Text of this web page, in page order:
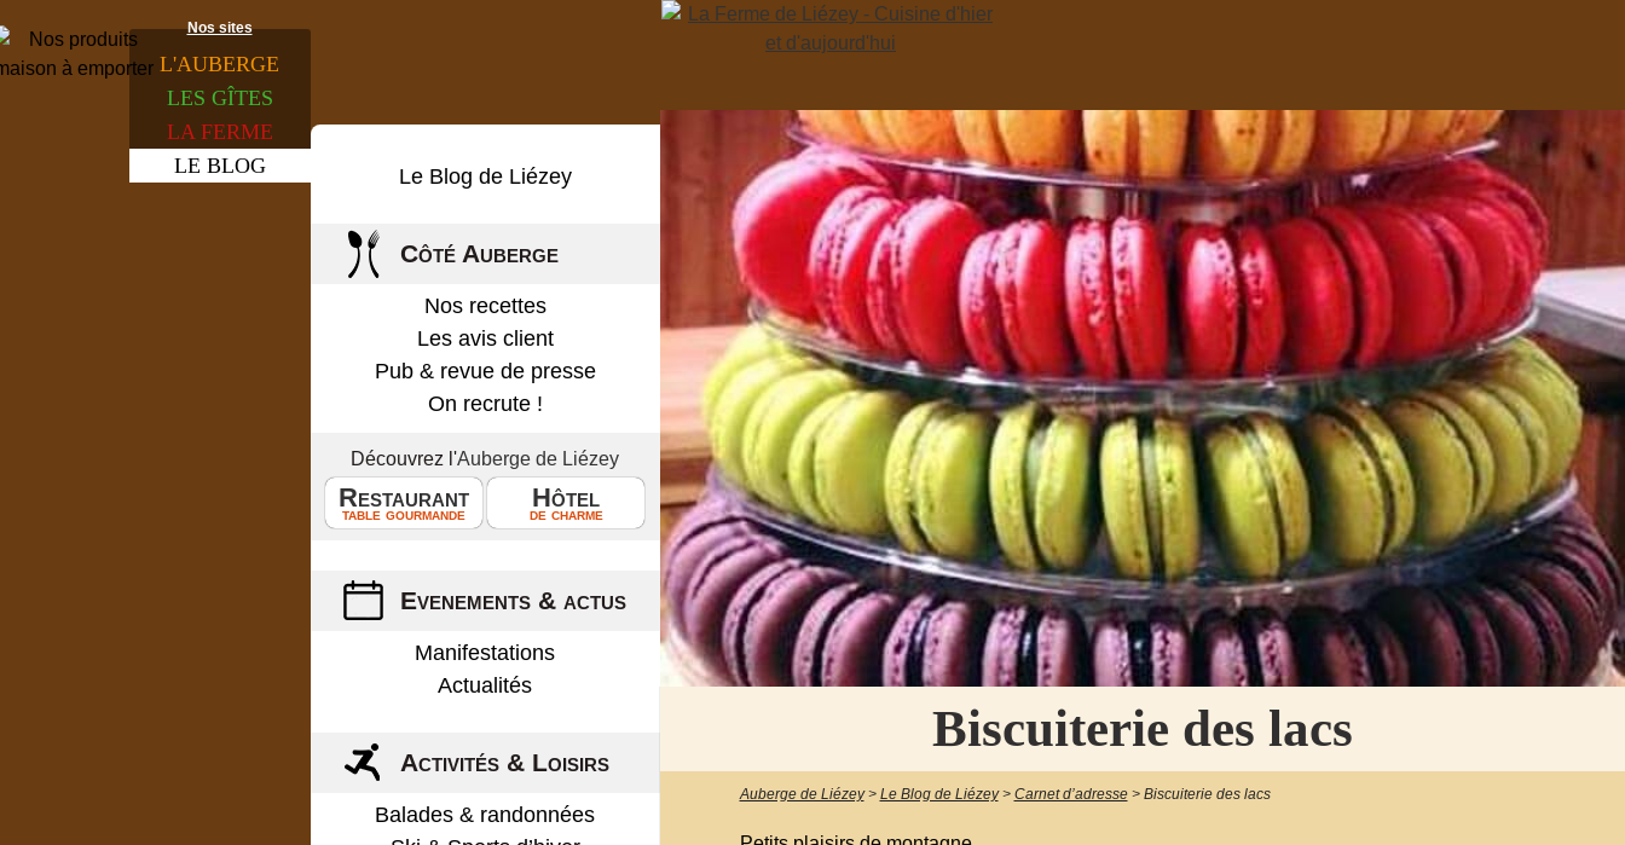
Nos sites
L'AUBERGE
LES GÎTES
LA FERME
LE BLOG Le Blog de Liézey
Côté Auberge
Nos recettes
Les avis client
Pub & revue de presse
On recrute !
Découvrez l'Auberge de Liézey
Restaurant
table gourmande
Hôtel
de charme
Evenements & actus
Manifestations
Actualités
Activités & Loisirs
Balades & randonnées
Biscuiterie des lacs
Auberge de Liézey > Le Blog de Liézey > Carnet d’adresse > Biscuiterie des lacs